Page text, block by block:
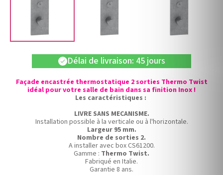
check Délai de livraison: 45 jours
Façade encastrée thermostatique 2 sorties Thermo Twist
idéal pour votre salle de bain dans sa finition Inox !
Les caractéristiques :
LIVRE SANS MECANISME.
Installation possible à la verticale ou à l'horizontale.
Largeur 95 mm.
Nombre de sorties 2.
A installer avec boxCS61200.
Gamme : Thermo Twist.
Fabriqué en Italie.
Garantie 8 ans.